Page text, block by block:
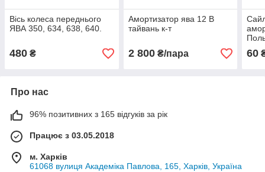
Вісь колеса переднього
ЯВА 350, 634, 638, 640.
480 ₴
Амортизатор ява 12 В
тайвань к-т
2 800₴/пара 60
Про нас
96% позитивних з 165 відгуків за рік
Працює з 03.05.2018
м. Харків
61068 вулиця Академіка Павлова, 165, Харків, Україна